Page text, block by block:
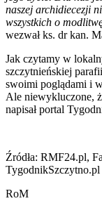
naszej archidiecezji
wszystkich o
wezwał ks. dr kan.
Jak czytamy w
szczytnieńskiej
swoimi poglądami i
Ale niewykluczone,
napisał portal
Źródła: RMF24.pl,
TygodnikSzczytno.pl
RoM